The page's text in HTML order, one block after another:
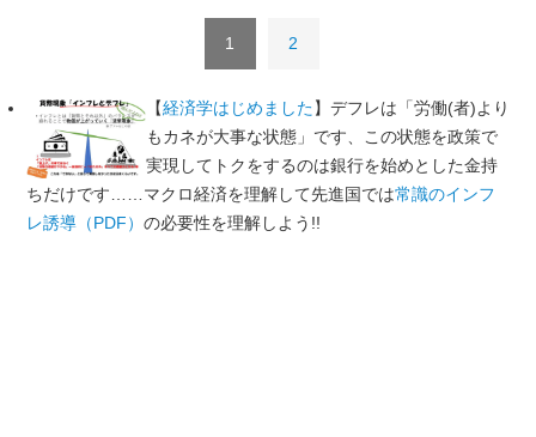
1 2
【経済学はじめました】デフレは「労働(者)より
もカネが大事な状態」です、この状態を政策で
実現してトクをするのは銀行を始めとした金持
ちだけです……マクロ経済を理解して先進国では常識のインフ
レ誘導（PDF） の必要性を理解しよう!!